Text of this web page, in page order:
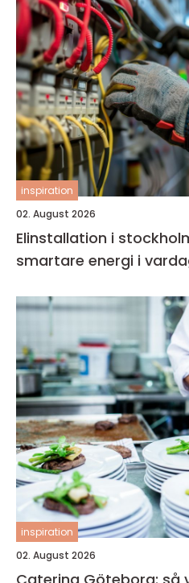
inspiration
02. August 2026
Elinstallation i stockholm trygg el
smartare energi i
inspiration
02. August 2026